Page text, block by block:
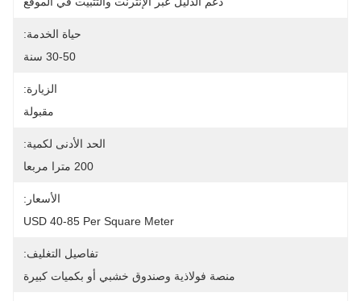
حياة الخدمة:
30-50 سنة
الزيارة:
مقبولة
الحد الأدنى لكمية:
200 مترا مربعا
الأسعار:
USD 40-85 Per Square Meter
تفاصيل التغليف:
منصة فولاذية وصندوق خشبي أو بكميات كبيرة